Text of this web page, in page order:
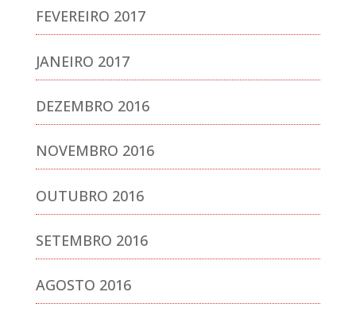
FEVEREIRO 2017
JANEIRO 2017
DEZEMBRO 2016
NOVEMBRO 2016
OUTUBRO 2016
SETEMBRO 2016
AGOSTO 2016